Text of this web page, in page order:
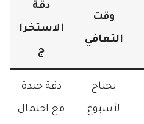
وقت
التعافي
دقة
الاستخرا
ج
يحتاج
لأسبوع
دقة جيدة
مع احتمال